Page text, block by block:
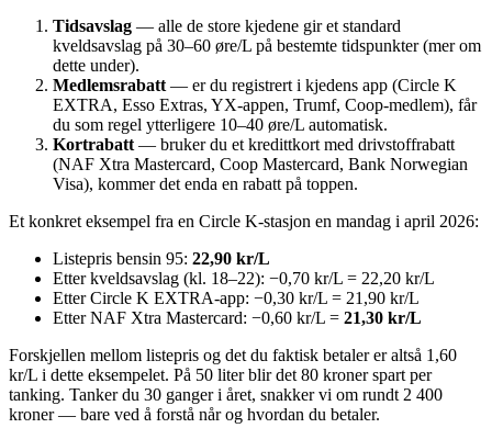
Tidsavslag — alle de store kjedene gir et standard
kveldsavslag på 30–60 øre/L på bestemte tidspunkter (mer om
dette under).
Medlemsrabatt— er du registrert i kjedens app (Circle K
EXTRA, Esso Extras, YX-appen, Trumf, Coop-medlem), får
du som regel ytterligere 10–40 øre/L automatisk.
Kortrabatt— bruker du et kredittkort med drivstoffrabatt
(NAF Xtra Mastercard, Coop Mastercard, Bank Norwegian
Visa), kommer det enda en rabatt på toppen.
Et konkret eksempel fra en Circle K-stasjon en mandag i april 2026:
Listepris bensin 95: 22,90 kr/L
Etter kveldsavslag (kl. 18–22): −0,70 kr/L = 22,20 kr/L
Etter Circle K EXTRA-app: −0,30 kr/L = 21,90 kr/L
Etter NAF Xtra Mastercard: −0,60 kr/L = 21,30 kr/L
Forskjellen mellom listepris og det du faktisk betaler er altså 1,60
kr/L i dette eksempelet. På 50 liter blir det 80 kroner spart per
tanking. Tanker du 30 ganger i året, snakker vi om rundt 2 400
kroner — bare ved å forstå når og hvordan du betaler.